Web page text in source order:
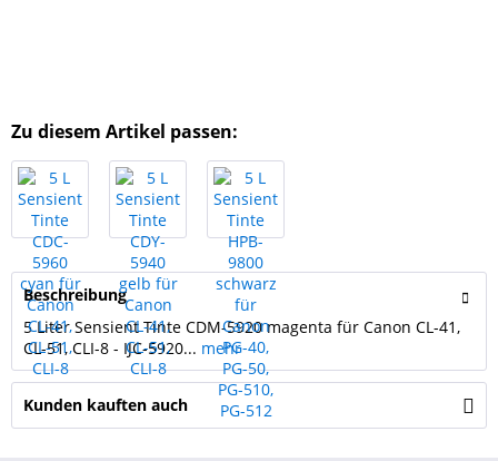
Zu diesem Artikel passen:
Beschreibung
5 Liter Sensient Tinte CDM-5920 magenta für Canon CL-41,
CL-51, CLI-8 - IJC-5920... mehr
Kunden kauften auch